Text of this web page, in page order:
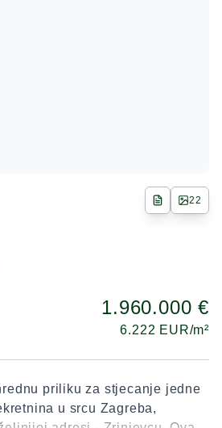
22
1.960.000 €
6.222 EUR/m²
priliku za stjecanje jedne
u srcu Zagreba,